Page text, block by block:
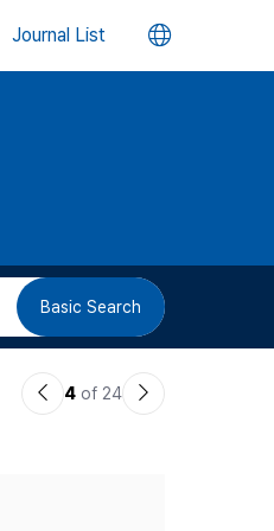
Journal List 언
버
검 Basic Search
이4 of 24
다